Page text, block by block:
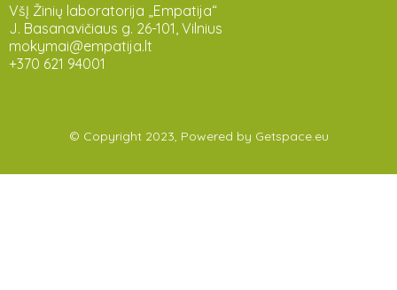
VšĮ Žinių laboratorija „Empatija“
J. Basanavičiaus g. 26-101, Vilnius
mokymai@empatija.lt
+370 621 94001
© Copyright 2023, Powered by Getspace.eu